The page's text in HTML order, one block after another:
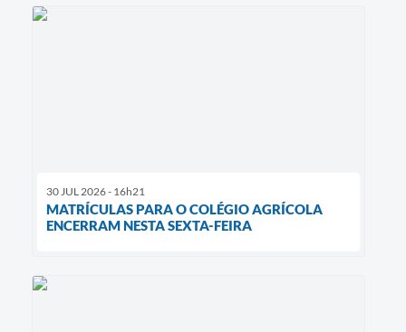
30 JUL 2026 - 16h21
MATRÍCULAS PARA O COLÉGIO AGRÍCOLA
ENCERRAM NESTA SEXTA-FEIRA